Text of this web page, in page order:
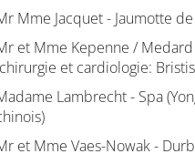
Mme Jacquet - Jaumotte
et Mme Kepenne /
et cardiologie:
Lambrecht - Spa
et Mme Vaes-Nowak -